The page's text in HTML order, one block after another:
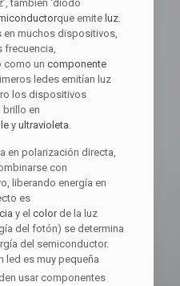
también ‘diodo
que emite luz.
en muchos dispositivos,
frecuencia,
como un componente
ledes emitían luz
los dispositivos
brillo en
y ultravioleta.
en polarización directa,
con
liberando energía en
es
y el colorde la luz
del fotón) se determina
del semiconductor.
led es muy pequeña
usar componentes